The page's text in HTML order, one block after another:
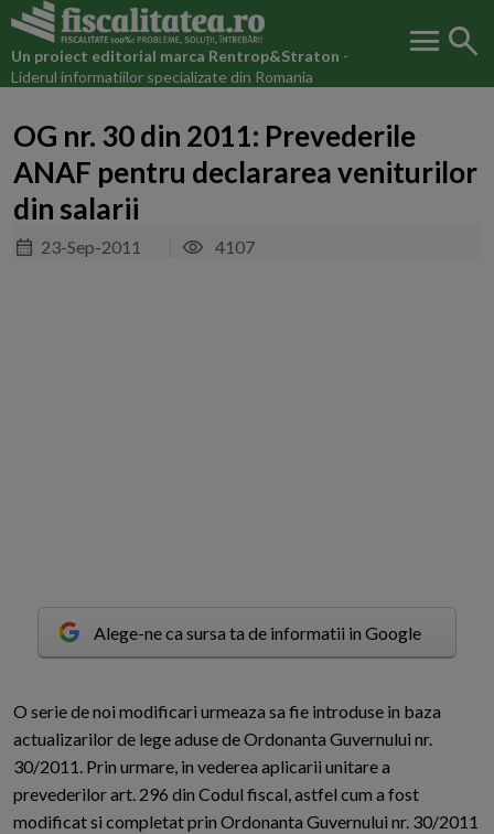
Un proiect editorial marca Rentrop&Straton -
Liderul informatiilor specializate din Romania
menu search
OG nr. 30 din 2011: Prevederile
ANAF pentru declararea veniturilor
din salarii
23-Sep-2011 4107
Alege-ne ca sursa ta de informatii in Google
O serie de noi modificari urmeaza sa fie introduse in baza
actualizarilor de lege aduse de Ordonanta Guvernului nr.
30/2011. Prin urmare, in vederea aplicarii unitare a
prevederilor art. 296 din Codul fiscal, astfel cum a fost
modificat si completat prin Ordonanta Guvernului nr. 30/2011